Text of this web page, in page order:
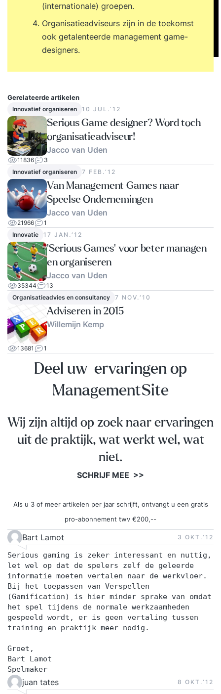
(internationale) groepen.
Organisatieadviseurs zijn in de toekomst
ook getalenteerde management game-
designers.
Gerelateerde artikelen
Innovatief organiseren 10 JUL.‘12
Serious Game designer? Word toch
organisatieadviseur!
Jacco van Uden
11836
3
Innovatief organiseren
7 FEB.‘12
Van Management Games naar
Speelse Ondernemingen
Jacco van Uden
21966
1
Innovatie
17 JAN.‘12
'Serious Games' voor beter managen
en organiseren
Jacco van Uden
35344
13
Organisatieadvies en consultancy
7 NOV.‘10
Adviseren in 2015
Willemijn Kemp
13681 1
Deel uw ervaringen op
ManagementSite
Wij zijn altijd op zoek naar ervaringen
uit de praktijk, wat werkt wel, wat
niet.
SCHRIJF MEE >>
Als u 3 of meer artikelen per jaar schrijft, ontvangt u een gratis
pro-abonnement twv €200,--
Bart Lamot 3 OKT.‘12
Serious gaming is zeker interessant en nuttig,
let wel op dat de spelers zelf de geleerde
informatie moeten vertalen naar de werkvloer.
Bij het toepassen van Verspellen
(Gamification) is hier minder sprake van omdat
het spel tijdens de normale werkzaamheden
gespeeld wordt, er is geen vertaling tussen
training en praktijk meer nodig.
Groet,
Bart Lamot
Spelmaker
juan tates 8 OKT.‘12